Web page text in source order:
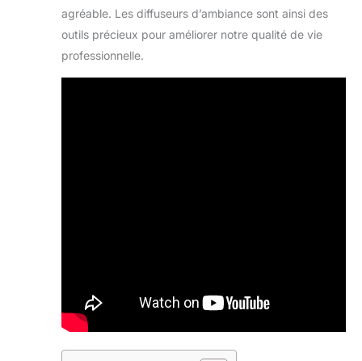
agréable. Les diffuseurs d’ambiance sont ainsi des
outils précieux pour améliorer notre qualité de vie
professionnelle.